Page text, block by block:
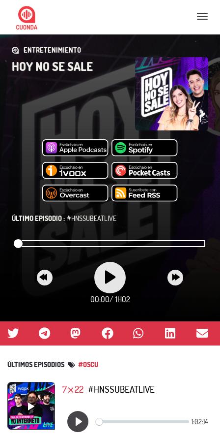
Nav
ENTRETENIMIENTO
HOY NO SE SALE
ÚLTIMO EPISODIO : #HNSSUBEATLIVE
00:00/ 1H02
ÚLTIMOS EPISODIOS #OSCU
7⨯22 #HNSSUBEATLIVE